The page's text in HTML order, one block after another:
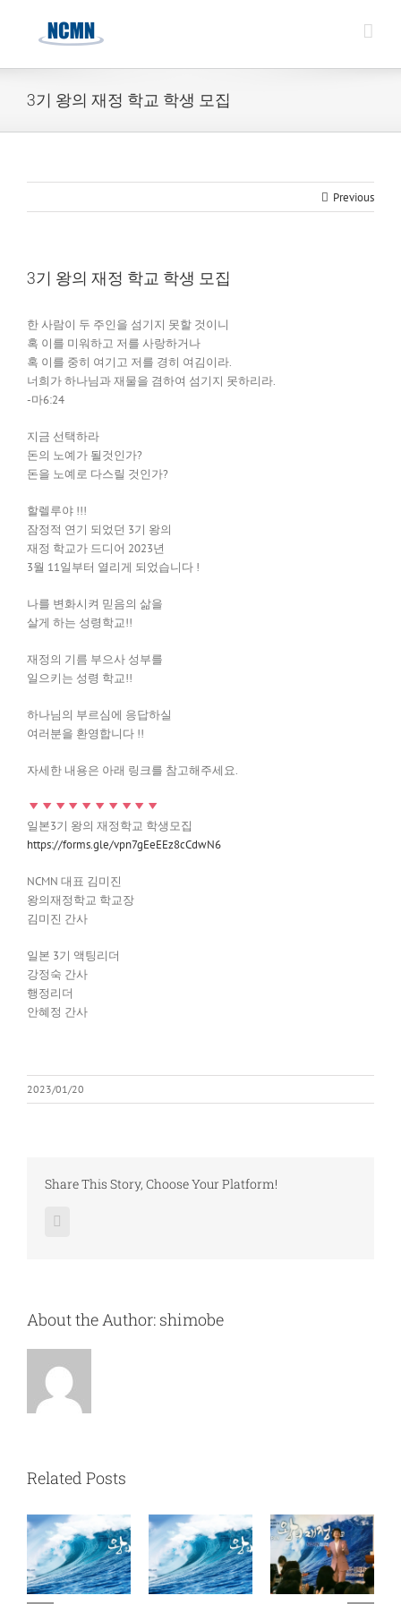
3기 왕의 재정 학교 학생 모집
Previous
3기 왕의 재정 학교 학생 모집
한 사람이 두 주인을 섬기지 못할 것이니
혹 이를 미워하고 저를 사랑하거나
혹 이를 중히 여기고 저를 경히 여김이라.
너희가 하나님과 재물을 겸하여 섬기지 못하리라.
-마6:24
지금 선택하라
돈의 노예가 될것인가?
돈을 노예로 다스릴 것인가?
할렐루야 !!!
잠정적 연기 되었던 3기 왕의
재정 학교가 드디어 2023년
3월 11일부터 열리게 되었습니다 !
나를 변화시켜 믿음의 삶을
살게 하는 성령학교!!
재정의 기름 부으사 성부를
일으키는 성령 학교!!
하나님의 부르심에 응답하실
여러분을 환영합니다 !!
자세한 내용은 아래 링크를 참고해주세요.
일본3기 왕의 재정학교 학생모집
https://forms.gle/vpn7gEeEEz8cCdwN6
NCMN 대표 김미진
왕의재정학교 학교장
김미진 간사
일본 3기 액팅리더
강정숙 간사
행정리더
안혜정 간사
2023/01/20
Share This Story, Choose Your Platform!
About the Author: shimobe
Related Posts